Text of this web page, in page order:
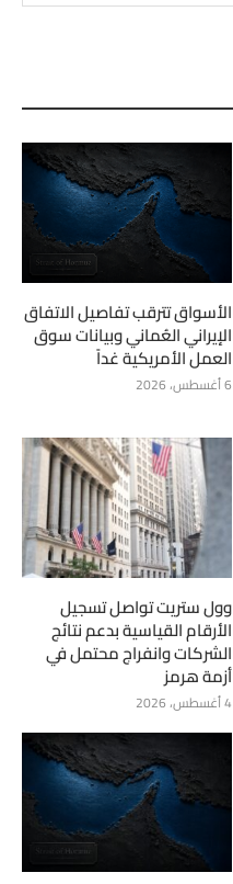
الأسواق تترقب تفاصيل الاتفاق
الإيراني العُماني وبيانات سوق
العمل الأمريكية غداً
6 أغسطس، 2026
وول ستريت تواصل تسجيل
الأرقام القياسية بدعم نتائج
الشركات وانفراج محتمل في
أزمة هرمز
4 أغسطس، 2026